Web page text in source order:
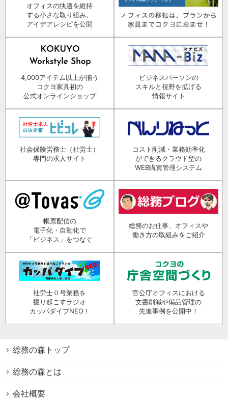
オフィスの快適を維持
する小さな取り組み。
アイデアレシピを公開
4,000アイテム以上が揃う
コクヨ家具初の
公式オンラインショップ
ビジネスパーソンの
スキルと視野を拡げる
情報サイト
社会保険労務士（社労士）
専門の求人サイト
コスト削減・業務効率化
ができるクラウド型の
WEB購買管理システム
帳票配信の
電子化・自動化で
「ビジネス」をつなぐ
総務のお仕事、オフィスや
働き方の取組みをご紹介
社労士０号業務を
掘り起こすラジオ
カッパダイブNEO！
官公庁オフィスにおける
文書削減や備品管理の
先進事例を公開中！
総務の森トップ
総務の森とは
会社概要